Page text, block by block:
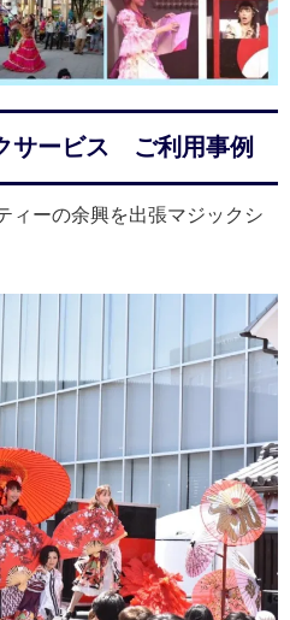
サービス ご利用事例
ィーの余興を出張マジックシ